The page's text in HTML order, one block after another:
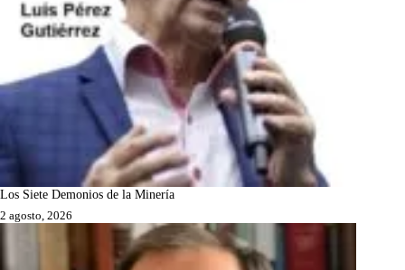
Los Siete Demonios de la Minería
2 agosto, 2026